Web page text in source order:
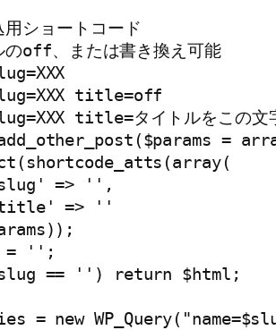
ショートコード
off、または書き換え可能
title=off
title=タイトルをこの文
=
=> '',
=> ''
= '';
== '') return $html;
= new